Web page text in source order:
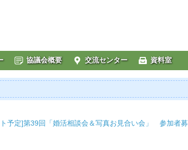
協議会概要 交流センター 資料室
予定]第39回「婚活相談会＆写真お見合い会」 参加者募